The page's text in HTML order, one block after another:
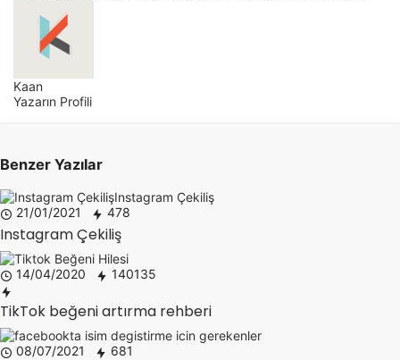
Kaan
Yazarın Profili
Benzer Yazılar
21/01/2021 478
Instagram Çekiliş
14/04/2020 140135
TikTok beğeni artırma rehberi
08/07/2021 681